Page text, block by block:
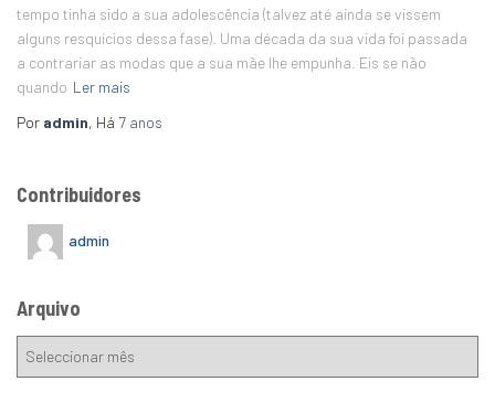
tempo tinha sido a sua adolescência (talvez até ainda se vissem
alguns resquícios dessa fase). Uma década da sua vida foi passada
a contrariar as modas que a sua mãe lhe empunha. Eis se não
quando Ler mais
Por admin, Há 7 anos
Contribuidores
admin
Arquivo